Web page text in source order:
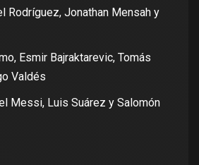
Rodríguez, Jonathan Mensah y
Esmir Bajraktarevic, Tomás
Valdés
Messi, Luis Suárez y Salomón